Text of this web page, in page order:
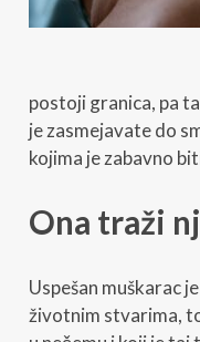
postoji granica, pa
je zasmejavate do
kojima je zabavno
Ona traži
Uspešan muškarac
životnim stvarima,